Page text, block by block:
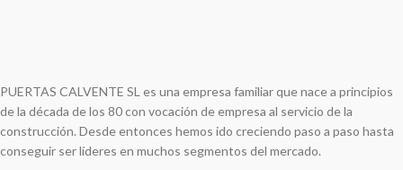
PUERTAS CALVENTE SL es una empresa familiar que nace a principios
de la década de los 80 con vocación de empresa al servicio de la
construcción. Desde entonces hemos ido creciendo paso a paso hasta
conseguir ser líderes en muchos segmentos del mercado.